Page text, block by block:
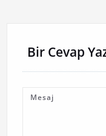
Bir Cevap